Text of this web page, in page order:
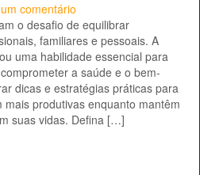
comentário
o desafio de equilibrar
familiares e pessoais. A
uma habilidade essencial para
a saúde e o bem-
dicas e estratégias práticas para
produtivas enquanto mantêm
suas vidas. Defina […]